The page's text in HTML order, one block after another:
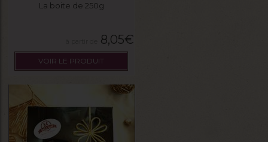
La boite de 250g
8,05€
VOIR LE PRODUIT